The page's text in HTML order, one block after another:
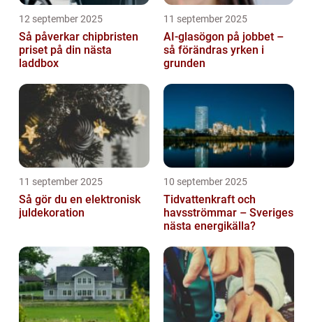
12 september 2025
Så påverkar chipbristen
priset på din nästa
laddbox
11 september 2025
AI-glasögon på jobbet –
så förändras yrken i
grunden
11 september 2025
Så gör du en elektronisk
juldekoration
10 september 2025
Tidvattenkraft och
havsströmmar – Sveriges
nästa energikälla?